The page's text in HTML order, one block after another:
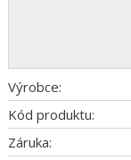
Výrobce:
Kód produktu:
Záruka: